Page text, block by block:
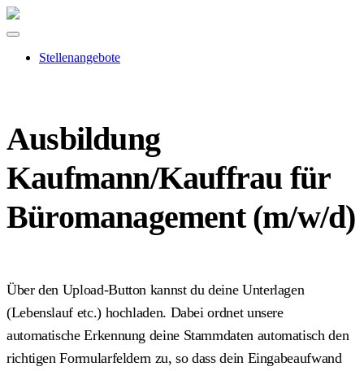
Stellenangebote
Ausbildung
Kaufmann/Kauffrau für
Büromanagement (m/w/d)
Über den Upload-Button kannst du deine Unterlagen
(Lebenslauf etc.) hochladen. Dabei ordnet unsere
automatische Erkennung deine Stammdaten automatisch den
richtigen Formularfeldern zu, so dass dein Eingabeaufwand